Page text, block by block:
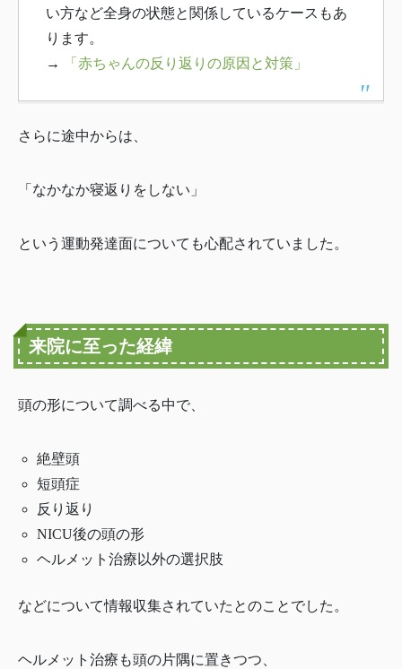
い方など全身の状態と関係しているケースもあ
ります。
→
「赤ちゃんの反り返りの原因と対策」
さらに途中からは、
「なかなか寝返りをしない」
という運動発達面についても心配されていました。
来院に至った経緯
頭の形について調べる中で、
絶壁頭
短頭症
反り返り
NICU後の頭の形
ヘルメット治療以外の選択肢
などについて情報収集されていたとのことでした。
ヘルメット治療も頭の片隅に置きつつ、